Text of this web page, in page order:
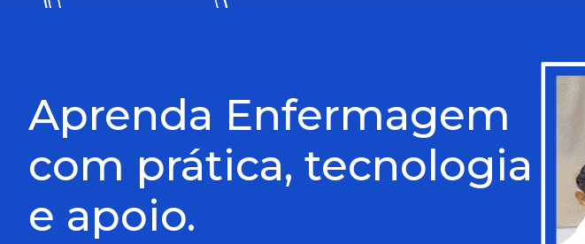
Aprenda Enfermagem
com prática, tecnologia
e apoio.